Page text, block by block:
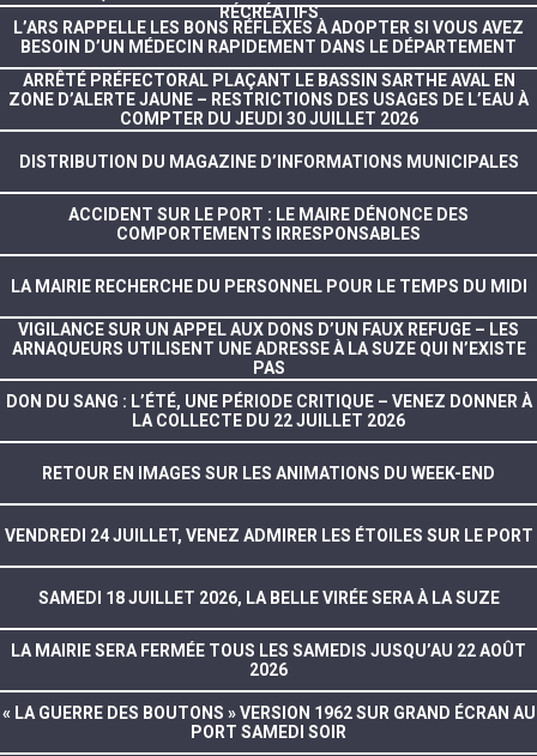
RÉCRÉATIFS
L’ARS RAPPELLE LES BONS RÉFLEXES À ADOPTER SI VOUS AVEZ
BESOIN D’UN MÉDECIN RAPIDEMENT DANS LE DÉPARTEMENT
ARRÊTÉ PRÉFECTORAL PLAÇANT LE BASSIN SARTHE AVAL EN
ZONE D’ALERTE JAUNE – RESTRICTIONS DES USAGES DE L’EAU À
COMPTER DU JEUDI 30 JUILLET 2026
DISTRIBUTION DU MAGAZINE D’INFORMATIONS MUNICIPALES
ACCIDENT SUR LE PORT : LE MAIRE DÉNONCE DES
COMPORTEMENTS IRRESPONSABLES
LA MAIRIE RECHERCHE DU PERSONNEL POUR LE TEMPS DU MIDI
VIGILANCE SUR UN APPEL AUX DONS D’UN FAUX REFUGE – LES
ARNAQUEURS UTILISENT UNE ADRESSE À LA SUZE QUI N’EXISTE
PAS
DON DU SANG : L’ÉTÉ, UNE PÉRIODE CRITIQUE – VENEZ DONNER À
LA COLLECTE DU 22 JUILLET 2026
RETOUR EN IMAGES SUR LES ANIMATIONS DU WEEK-END
VENDREDI 24 JUILLET, VENEZ ADMIRER LES ÉTOILES SUR LE PORT
SAMEDI 18 JUILLET 2026, LA BELLE VIRÉE SERA À LA SUZE
LA MAIRIE SERA FERMÉE TOUS LES SAMEDIS JUSQU’AU 22 AOÛT
2026
« LA GUERRE DES BOUTONS » VERSION 1962 SUR GRAND ÉCRAN AU
PORT SAMEDI SOIR